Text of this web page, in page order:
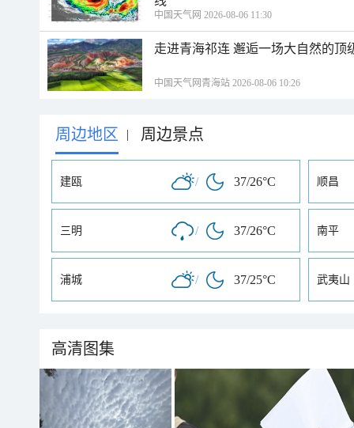
中国天气网 2026-08-06 11:30
走进青海祁连 邂逅一场大自然的顶
中国天气网青海站 2026-08-06 10:26
周边地区 | 周边景点
建瓯 / 37/26°C 顺昌
三明 / 37/26°C 南平
浦城 / 37/25°C 武夷山
高清图集